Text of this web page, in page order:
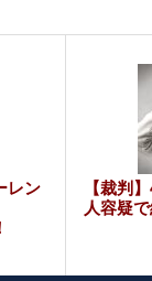
沈黙
に住ませてあげた
転ずし、ネタの
(30)、またして
レン
【裁判
人容疑